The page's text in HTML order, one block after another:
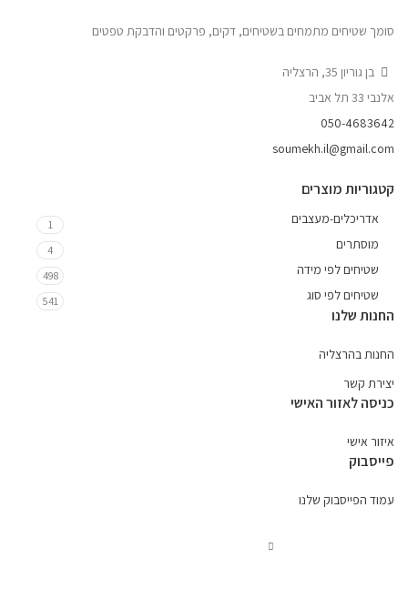
סומך שטיחים מתמחים בשטיחים, דקים, פרקטים והדבקת טפטים
בן גוריון 35, הרצליה
אלנבי 33 תל אביב
050-4683642
soumekh.il@gmail.com
קטגוריות מוצרים
אדריכלים-מעצבים 1
מוסתרים 4
שטיחים לפי מידה 498
שטיחים לפי סוג 541
החנות שלנו
החנות בהרצליה
יצירת קשר
כניסה לאזור האישי
איזור אישי
פייסבוק
עמוד הפייסבוק שלנו